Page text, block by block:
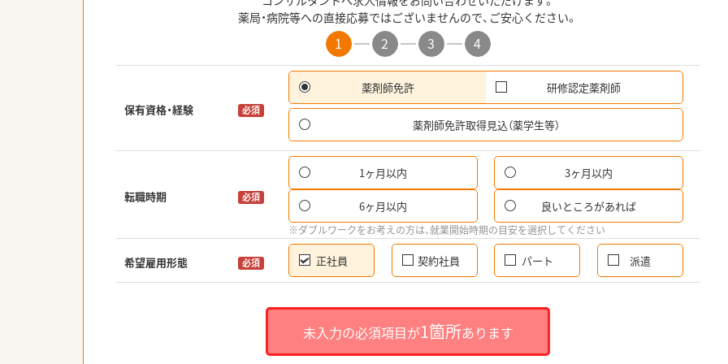
薬局・病院等への直接応募ではございませんので、ご安心ください。
1 2 3 4
保有資格・経験 必須
薬剤師免許 研修認定薬剤師
薬剤師免許取得見込（薬学生等）
転職時期 必須
1ヶ月以内 3ヶ月以内
6ヶ月以内 良いところがあれば
※ダブルワークをお考えの方は、就業開始時期の目安を選択してください
希望雇用形態 必須 正社員 契約社員 パート 派遣
未入力の必須項目が1箇所あります